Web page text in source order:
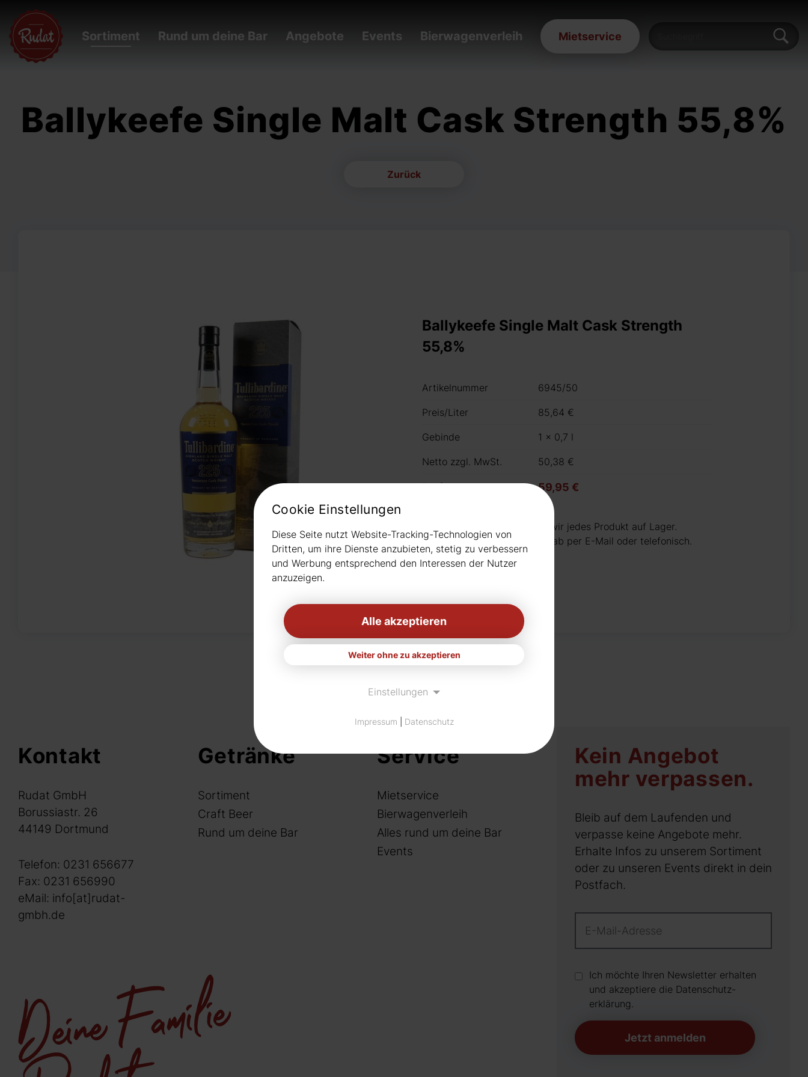
Sortiment Rund um deine Bar Angebote Events Bierwagenverleih Mietservice
Ballykeefe Single Malt Cask Strength 55,8%
Zurück
Ballykeefe Single Malt Cask Strength
55,8%
Artikelnummer 6945/50
Preis/Liter 85,64 €
Gebinde 1 x 0,7 l
Netto zzgl. MwSt. 50,38 €
Preis 59,95 €
Hinweis: nicht immer haben wir jedes Produkt auf Lager.
Bitte informieren Sie sich vorab per E-Mail oder telefonisch.
Kontakt
Rudat GmbH
Borussiastr. 26
44149 Dortmund
Telefon: 0231 656677
Fax: 0231 656990
eMail: info[at]rudat-
gmbh.de
Getränke
Sortiment
Craft Beer
Rund um deine Bar
Service
Mietservice
Bierwagenverleih
Alles rund um deine Bar
Events
Kein Angebot
mehr verpassen.
Bleib auf dem Laufenden und
verpasse keine Angebote mehr.
Erhalte Infos zu unserem Sortiment
oder zu unseren Events direkt in dein
Postfach.
Ich möchte Ihren Newsletter erhalten
und akzeptiere die Datenschutz­
erklärung.
Jetzt anmelden
Cookie Einstellungen
Diese Seite nutzt Website-Tracking-Technologien von
Dritten, um ihre Dienste anzubieten, stetig zu verbessern
und Werbung entsprechend den Interessen der Nutzer
anzuzeigen.
Alle akzeptieren
Weiter ohne zu akzeptieren
Einstellungen
Impressum Datenschutz